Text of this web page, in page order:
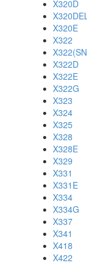
X320D
X320E
X322
X322D
X322E
X322G
X323
X324
X325
X328
X328E
X329
X331
X331E
X334
X334G
X337
X341
X418
X422